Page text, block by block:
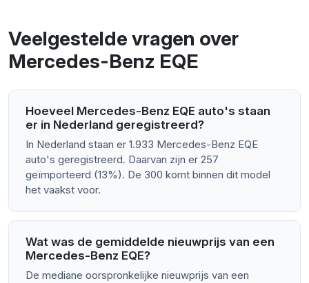
Veelgestelde vragen over
Mercedes-Benz EQE
Hoeveel Mercedes-Benz EQE auto's staan
er in Nederland geregistreerd?
In Nederland staan er 1.933 Mercedes-Benz EQE
auto's geregistreerd. Daarvan zijn er 257
geïmporteerd (13%). De 300 komt binnen dit model
het vaakst voor.
Wat was de gemiddelde nieuwprijs van een
Mercedes-Benz EQE?
De mediane oorspronkelijke nieuwprijs van een